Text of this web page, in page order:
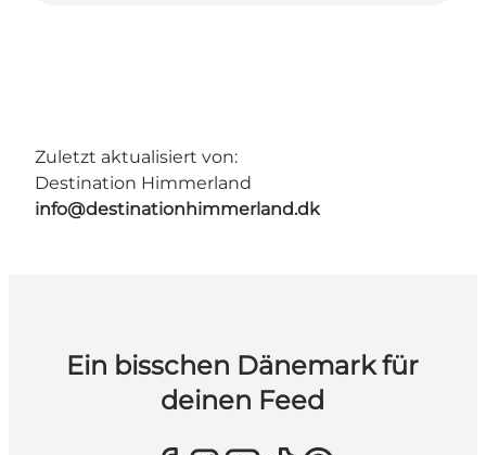
Zuletzt aktualisiert von:
Destination Himmerland
info@destinationhimmerland.dk
Ein bisschen Dänemark für
deinen Feed